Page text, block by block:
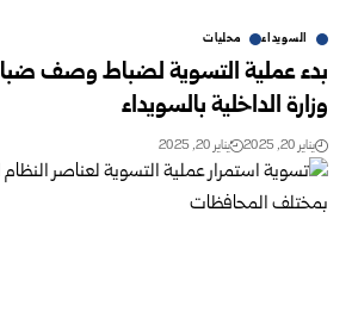
السويداء محليات
بدء عملية التسوية لضباط وصف
وزارة الداخلية ‏بالسويداء
يناير 20, 2025 يناير 20, 2025